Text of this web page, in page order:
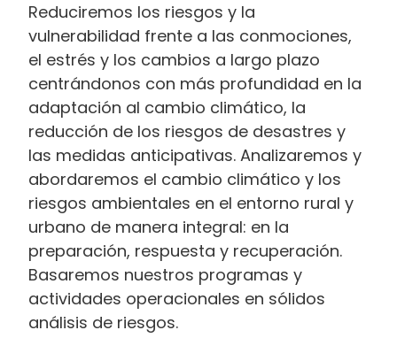
Reduciremos los riesgos y la
vulnerabilidad frente a las conmociones,
el estrés y los cambios a largo plazo
centrándonos con más profundidad en la
adaptación al cambio climático, la
reducción de los riesgos de desastres y
las medidas anticipativas. Analizaremos y
abordaremos el cambio climático y los
riesgos ambientales en el entorno rural y
urbano de manera integral: en la
preparación, respuesta y recuperación.
Basaremos nuestros programas y
actividades operacionales en sólidos
análisis de riesgos.